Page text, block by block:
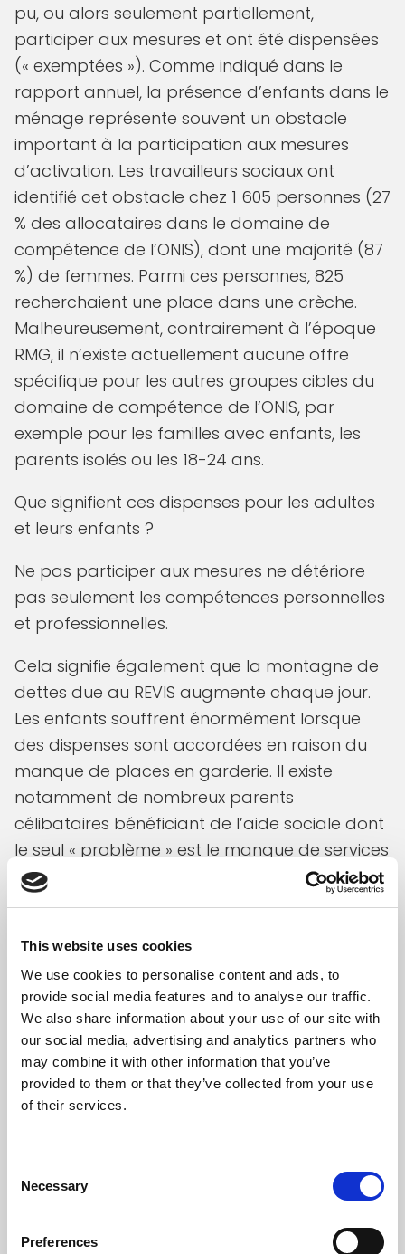
This website uses cookies
We use cookies to personalise content and ads, to
provide social media features and to analyse our traffic.
We also share information about your use of our site with
our social media, advertising and analytics partners who
may combine it with other information that you’ve
provided to them or that they’ve collected from your use
of their services.
Selection
Necessary
Preferences
pu, ou alors seulement partiellement,
participer aux mesures et ont été dispensées
(« exemptées »). Comme indiqué dans le
rapport annuel, la présence d’enfants dans le
ménage représente souvent un obstacle
important à la participation aux mesures
d’activation. Les travailleurs sociaux ont
identifié cet obstacle chez 1 605 personnes (27
% des allocataires dans le domaine de
compétence de l’ONIS), dont une majorité (87
%) de femmes. Parmi ces personnes, 825
recherchaient une place dans une crèche.
Malheureusement, contrairement à l’époque
RMG, il n’existe actuellement aucune offre
spécifique pour les autres groupes cibles du
domaine de compétence de l’ONIS, par
exemple pour les familles avec enfants, les
parents isolés ou les 18-24 ans.
Que signifient ces dispenses pour les adultes
et leurs enfants ?
Ne pas participer aux mesures ne détériore
pas seulement les compétences personnelles
et professionnelles.
Cela signifie également que la montagne de
dettes due au REVIS augmente chaque jour.
Les enfants souffrent énormément lorsque
des dispenses sont accordées en raison du
manque de places en garderie. Il existe
notamment de nombreux parents
célibataires bénéficiant de l’aide sociale dont
le seul « problème » est le manque de services
de garde d’enfants. Ils pourraient travailler et
être indépendants du REVIS si leurs enfants
socioculturellement défavorisées, l’absence
de place en Maison Relais a un impact encore
plus négatif, car ces enfants n’ont pas la
possibilité d’évoluer dans des institutions
publiques d’excellente qualité pour améliorer
leur parcours scolaire, échapper au REVIS et
être en mesure d’apporter leur contribution à
la reprise économique en tant que
travail. Outre les dispenses, toutes les
hypothèques ont toujours un impact négatif